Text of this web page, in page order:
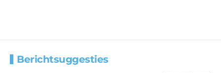
Berichtsuggesties